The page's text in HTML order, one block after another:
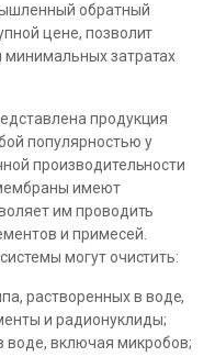
обратный
цене, позволит
минимальных затратах
продукция
популярностью у
производительности
имеют
им проводить
и примесей.
могут очистить:
растворенных в воде,
и радионуклиды;
включая микробов;